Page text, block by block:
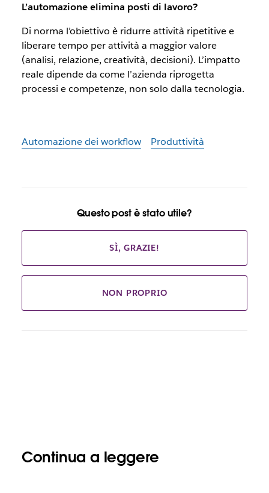
L’automazione elimina posti di lavoro?
Di norma l’obiettivo è ridurre attività ripetitive e
liberare tempo per attività a maggior valore
(analisi, relazione, creatività, decisioni). L’impatto
reale dipende da come l’azienda riprogetta
processi e competenze, non solo dalla tecnologia.
Automazione dei workflow Produttività
Questo post è stato utile?
SÌ, GRAZIE!
NON PROPRIO
Continua a leggere